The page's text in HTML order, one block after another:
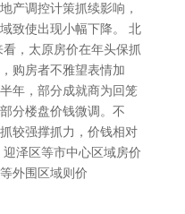
产调控计策抓续影响，
致使出现小幅下降。 北
，太原房价在年头保抓
购房者不雅望表情加
年，部分成就商为回笼
分楼盘价钱微调。不
较强撑抓力，价钱相对
泽区等市中心区域房价
外围区域则价